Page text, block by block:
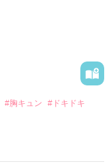
#胸キュン
#ドキドキ